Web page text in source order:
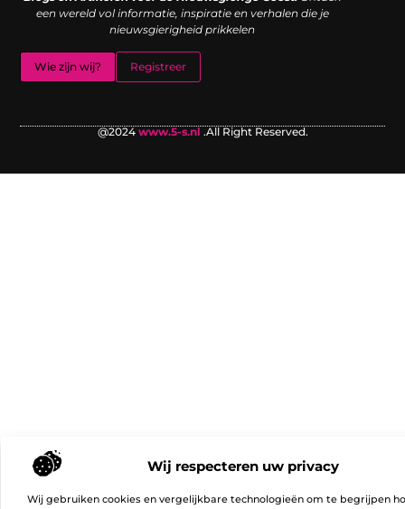
Wij respecteren uw privacy
Wij gebruiken cookies en vergelijkbare technologieën om te begrijpen
een wereld vol informatie, inspiratie en verhalen die je
nieuwsgierigheid prikkelen
Wie zijn wij? Registreer
@2024 www.5-s.nl .All Right Reserved.